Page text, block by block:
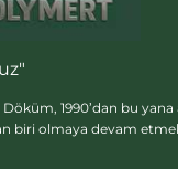
1990’dan bu yana
biri olmaya devam